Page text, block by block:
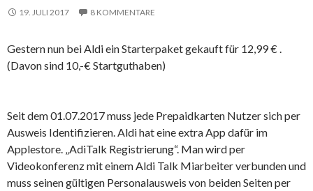
19. JULI 2017 8 KOMMENTARE
Gestern nun bei Aldi ein Starterpaket gekauft für 12,99 € .
(Davon sind 10,-€ Startguthaben)
Seit dem 01.07.2017 muss jede Prepaidkarten Nutzer sich per
Ausweis Identifizieren. Aldi hat eine extra App dafür im
Applestore. „AdiTalk Registrierung“. Man wird per
Videokonferenz mit einem Aldi Talk Miarbeiter verbunden und
muss seinen gültigen Personalausweis von beiden Seiten per